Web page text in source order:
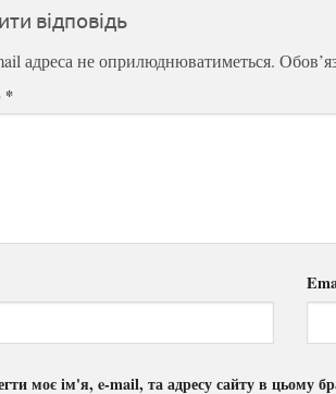
відповідь
адреса не оприлюднюватиметься.
*
моє ім'я, e-mail, та адресу сайту в цьому